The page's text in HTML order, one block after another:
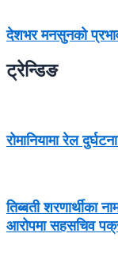
देशभर मनसुनको
ट्रेन्डिङ
रोमानियामा रेल
तिब्बती शरणार्थीका
आरोपमा सहसचिव